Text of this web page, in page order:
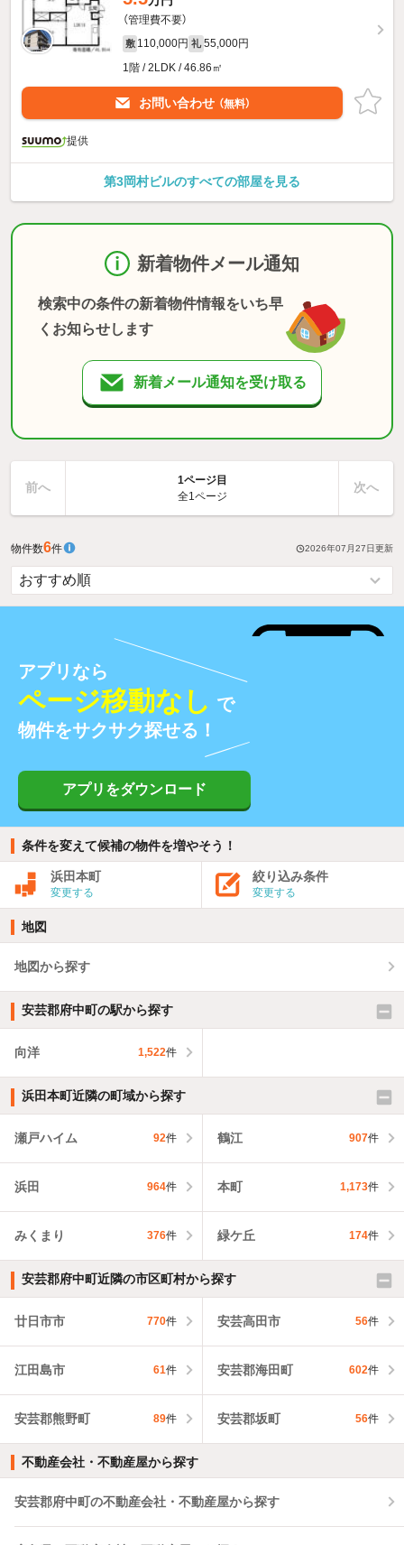
（管理費不要）
敷 110,000円 礼 55,000円
1階 / 2LDK / 46.86㎡
お問い合わせ （無料）
提供
第3岡村ビルのすべての部屋を見る
新着物件メール通知
検索中の条件の新着物件情報をいち早
くお知らせします
新着メール通知を受け取る
前へ
1ページ目
全1ページ
次へ
物件数6件 2026年07月27日更新
アプリなら
ページ移動なし で
物件をサクサク探せる！
アプリをダウンロード
条件を変えて候補の物件を増やそう！
浜田本町
変更する
絞り込み条件
変更する
地図
地図から探す
安芸郡府中町の駅から探す
向洋 1,522件
浜田本町近隣の町域から探す
瀬戸ハイム 92件 鶴江 907件
浜田 964件 本町 1,173件
みくまり 376件 緑ケ丘 174件
安芸郡府中町近隣の市区町村から探す
廿日市市 770件 安芸高田市 56件
江田島市 61件 安芸郡海田町 602件
安芸郡熊野町 89件 安芸郡坂町 56件
不動産会社・不動産屋から探す
安芸郡府中町の不動産会社・不動産屋から探す